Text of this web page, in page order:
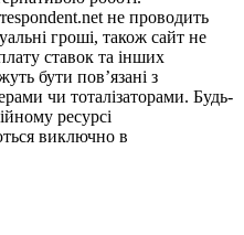
не проводить
гроші, також сайт не
ставок та інших
бути пов’язані з
чи тоталізаторами. Будь-
ресурсі
виключно в